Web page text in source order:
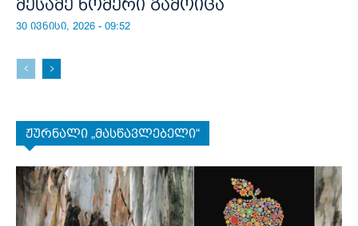
მესამე ნომერი გამოიცა
30 ივნისი, 2026 - 09:52
ჟურნალი „მასწავლებელი“